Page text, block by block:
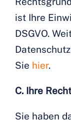
ist Ihre
DSGVO.
Sie hier.
C. Ihre
Sie haben